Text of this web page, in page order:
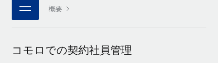
統合
基本的なビジネスツールを活用して業務プロセスを効率化す
戦略的テクノロジーパートナー
グローバルな人事機能を柔軟に自社プラットフォームへ統合
当社とのパートナーシップの可能性を検討する
ウェビナー
イベント
ニュースルーム
한국어 概要
コモロでの契約社員管理